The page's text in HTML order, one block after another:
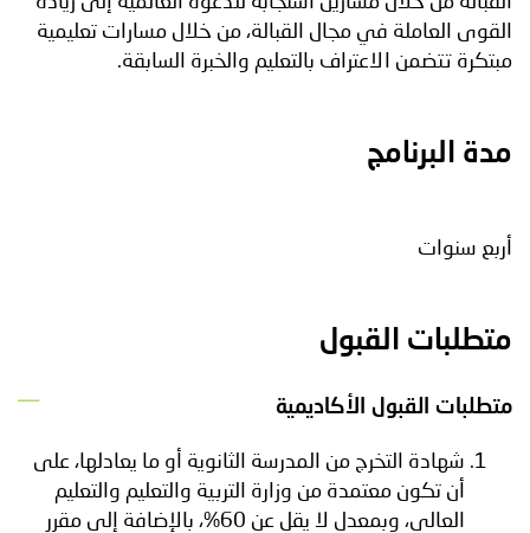
القوى العاملة في مجال القبالة، من خلال مسارات تعليمية
مبتكرة تتضمن الاعتراف بالتعليم والخبرة السابقة.
مدة البرنامج
أربع سنوات
متطلبات القبول
متطلبات القبول الأكاديمية
شهادة التخرج من المدرسة الثانوية أو ما يعادلها، على
أن تكون معتمدة من وزارة التربية والتعليم والتعليم
العالي، وبمعدل لا يقل عن 60%، بالإضافة إلى مقرر